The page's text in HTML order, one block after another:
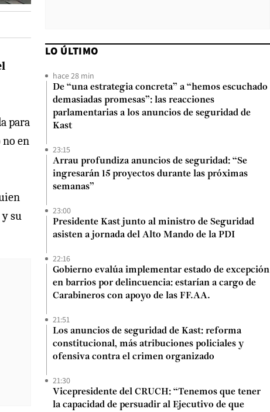
para
no en
su
LO ÚLTIMO
hace 28 min
De “una estrategia concreta” a “hemos escuchado
demasiadas promesas”: las reacciones
parlamentarias a los anuncios de seguridad de
Kast
23:15
Arrau profundiza anuncios de seguridad: “Se
ingresarán 15 proyectos durante las próximas
semanas”
23:00
Presidente Kast junto al ministro de Seguridad
asisten a jornada del Alto Mando de la PDI
22:16
Gobierno evalúa implementar estado de excepción
en barrios por delincuencia: estarían a cargo de
Carabineros con apoyo de las FF.AA.
21:51
Los anuncios de seguridad de Kast: reforma
constitucional, más atribuciones policiales y
ofensiva contra el crimen organizado
21:30
Vicepresidente del CRUCH: “Tenemos que tener
la capacidad de persuadir al Ejecutivo de que